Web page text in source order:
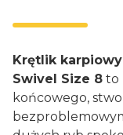
Krętlik
Swivel Size 8 to
końcowego,